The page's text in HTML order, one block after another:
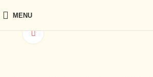
MENU
vergrößern